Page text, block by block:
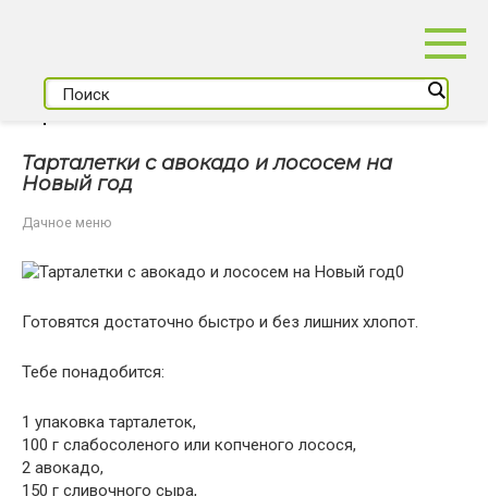
Тарталетки с авокадо и лососем на
Новый год
Дачное меню
Готовятся достаточно быстро и без лишних хлопот.
Тебе понадобится:
1 упаковка тарталеток,
100 г слабосоленого или копченого лосося,
2 авокадо,
150 г сливочного сыра,